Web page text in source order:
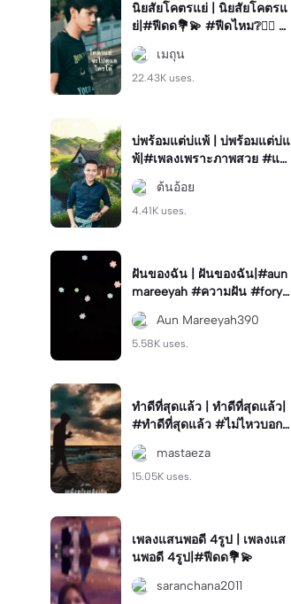
นิยสัยโคตรแย่ | นิยสัยโคตรแ
ย่|#ฟีดด💐💫 #ฟีดไหม❔🖐🏻 #
ฟีดหน่อย🧋 #ฟีดดดシ #คำค
ม
เมถุน
22.43K uses.
บ่พร้อมแต่บ่แพ้ | บ่พร้อมแต่บ่แ
พ้|#เพลงเพราะภาพสวย #แม่
แบบน่ารักง่ายๆ #วิดิโอยาวจ
บเพลงต้นอ้อย
4.41K uses.
ฝันของฉัน | ฝันของฉัน|#aun
mareeyah #ความฝัน #foryo
u💗✨
Aun Mareeyah390
5.58K uses.
ทำดีที่สุดแล้ว | ทำดีที่สุดแล้ว|
#ทำดีที่สุดแล้ว #ไม่ไหวบอกไ
หว #ลาก่อน
mastaeza
15.05K uses.
เพลงแสนพอดี 4รูป | เพลงแส
นพอดี 4รูป|#ฟีดด💐💫
saranchana2011